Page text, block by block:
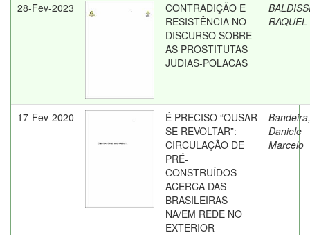
28-Fev-2023
CONTRADIÇÃO E
RESISTÊNCIA NO
DISCURSO SOBRE
AS PROSTITUTAS
JUDIAS-POLACAS
RAQUEL
17-Fev-2020
É PRECISO “OUSAR
SE REVOLTAR”:
CIRCULAÇÃO DE
PRÉ-
CONSTRUÍDOS
ACERCA DAS
BRASILEIRAS
NA/EM REDE NO
EXTERIOR
Bandeira,
Daniele
Marcelo